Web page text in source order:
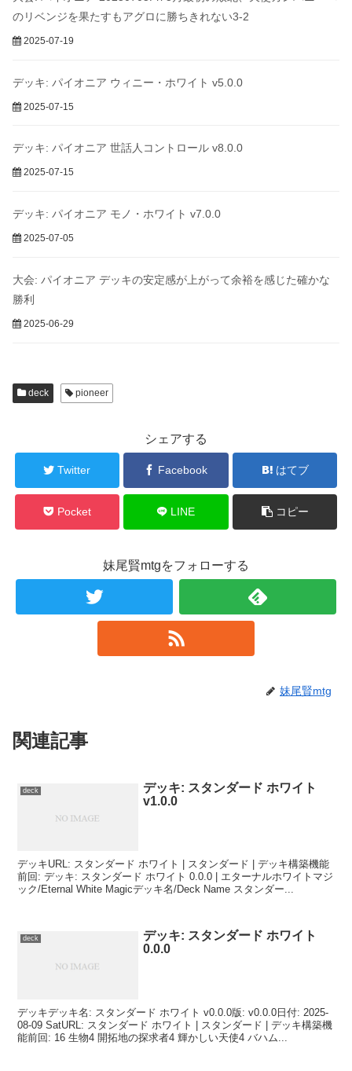
のリベンジを果たすもアグロに勝ちきれない3-2
2025-07-19
デッキ: パイオニア ウィニー・ホワイト v5.0.0
2025-07-15
デッキ: パイオニア 世話人コントロール v8.0.0
2025-07-15
デッキ: パイオニア モノ・ホワイト v7.0.0
2025-07-05
大会: パイオニア デッキの安定感が上がって余裕を感じた確かな
勝利
2025-06-29
deck pioneer
シェアする
Twitter Facebook はてブ
Pocket LINE コピー
妹尾賢mtgをフォローする
妹尾賢mtg
関連記事
deck
デッキ: スタンダード ホワイト
v1.0.0
デッキURL: スタンダード ホワイト | スタンダード | デッキ構築機能
前回: デッキ: スタンダード ホワイト 0.0.0 | エターナルホワイトマジ
ック/Eternal White Magicデッキ名/Deck Name スタンダー...
deck
デッキ: スタンダード ホワイト
0.0.0
デッキデッキ名: スタンダード ホワイト v0.0.0版: v0.0.0日付: 2025-
08-09 SatURL: スタンダード ホワイト | スタンダード | デッキ構築機
能前回: 16 生物4 開拓地の探求者4 輝かしい天使4 バハム...